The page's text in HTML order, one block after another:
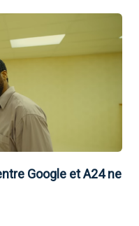
Google et A24 ne